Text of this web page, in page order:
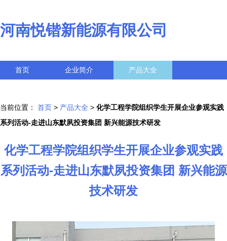
河南悦锴新能源有限公司
首页 企业简介 产品大全
当前位置： 首页 > 产品大全 > 化学工程学院组织学生开展企业参观实践
系列活动-走进山东默夙投资集团 新兴能源技术研发
化学工程学院组织学生开展企业参观实践
系列活动-走进山东默夙投资集团 新兴能源
技术研发